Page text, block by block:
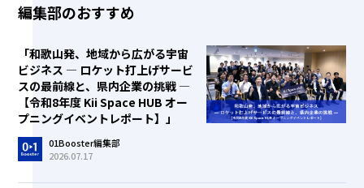
編集部のおすすめ
「和歌山発、地域から広がる宇宙
ビジネス ― ロケット打上げサービ
スの最前線と、県内企業の挑戦 ―
【令和8年度 Kii Space HUB オー
プニングイベントレポート】」
01Booster編集部
2026.07.17